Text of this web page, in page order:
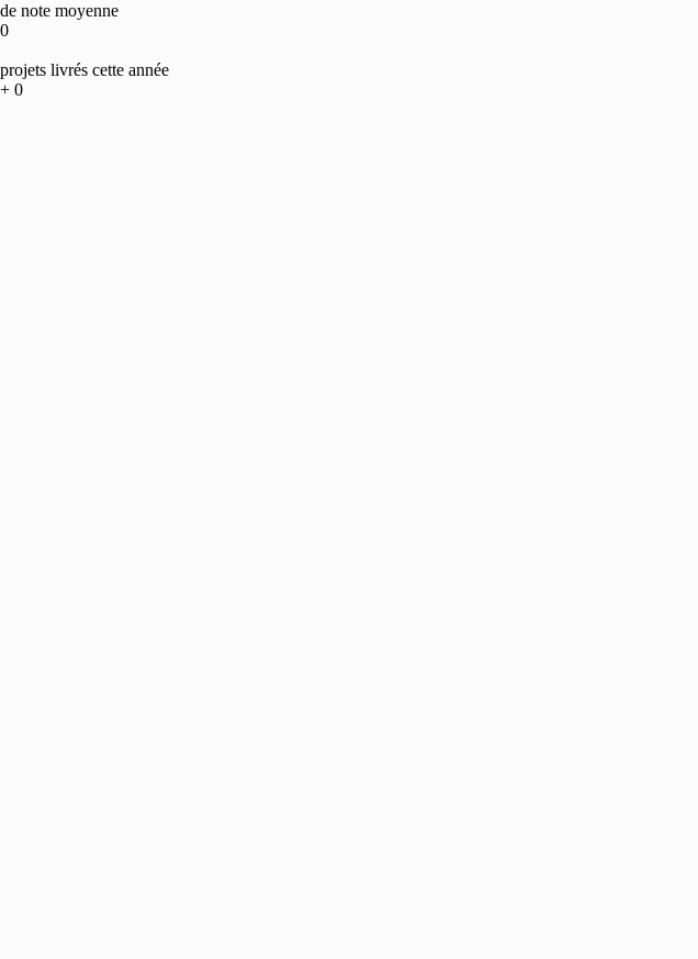
de note moyenne
0
projets livrés cette année
+ 0